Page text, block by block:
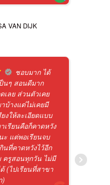
VAN DIJK
ชอบมาก ได้
นๆ สอนดีมาก
เลย ส่วนตัวเคย
บ้างแต่ไม่เคยมี
ยงให้ละเอียดแบบ
เรียนคือก็คาดหวัง
ะ แต่พอเรียนจบ
นที่คาดหวังไว้อีก
ครูสอนทุกวัน ไม่มี
(ไปเรียนที่สาขา
)